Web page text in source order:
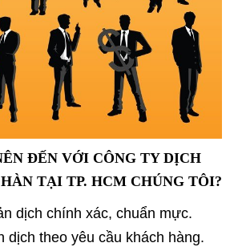
ĐẾN VỚI CÔNG TY DỊCH
TẠI TP. HCM CHÚNG TÔI?
dịch chính xác, chuẩn mực.
dịch theo yêu cầu khách hàng.